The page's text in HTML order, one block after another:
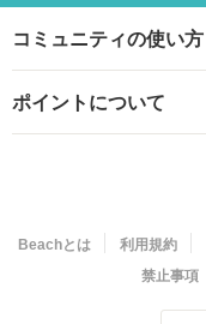
コミュニティの使い方
ポイントについて
Beachとは 利用規約
禁止事項